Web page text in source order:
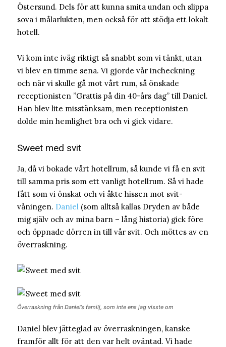
Östersund. Dels för att kunna smita undan och slippa
sova i målarlukten, men också för att stödja ett lokalt
hotell.
Vi kom inte iväg riktigt så snabbt som vi tänkt, utan
vi blev en timme sena. Vi gjorde vår incheckning
och när vi skulle gå mot vårt rum, så önskade
receptionisten ”Grattis på din 40-års dag” till Daniel.
Han blev lite misstänksam, men receptionisten
dolde min hemlighet bra och vi gick vidare.
Sweet med svit
Ja, då vi bokade vårt hotellrum, så kunde vi få en svit
till samma pris som ett vanligt hotellrum. Så vi hade
fått som vi önskat och vi åkte hissen mot svit-
våningen. Daniel (som alltså kallas Dryden av både
mig själv och av mina barn – lång historia) gick före
och öppnade dörren in till vår svit. Och möttes av en
överraskning.
Överraskning från Daniel’s familj, som inte ens jag visste om
Daniel blev jätteglad av överraskningen, kanske
framför allt för att den var helt oväntad. Vi hade